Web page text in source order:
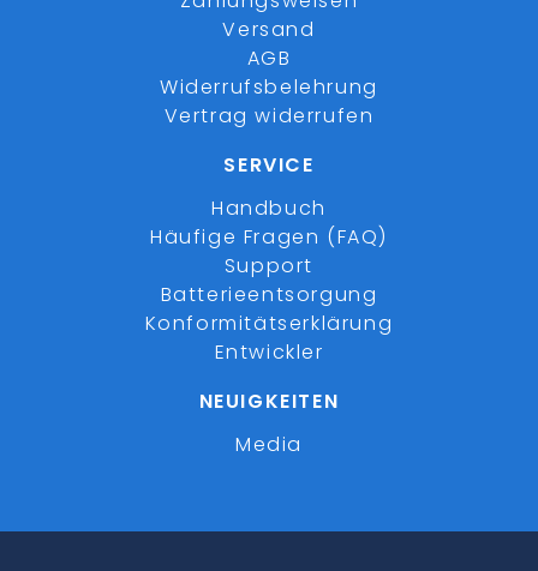
Versand
AGB
Widerrufsbelehrung
Vertrag widerrufen
SERVICE
Handbuch
Häufige Fragen (FAQ)
Support
Batterieentsorgung
Konformitätserklärung
Entwickler
NEUIGKEITEN
Media